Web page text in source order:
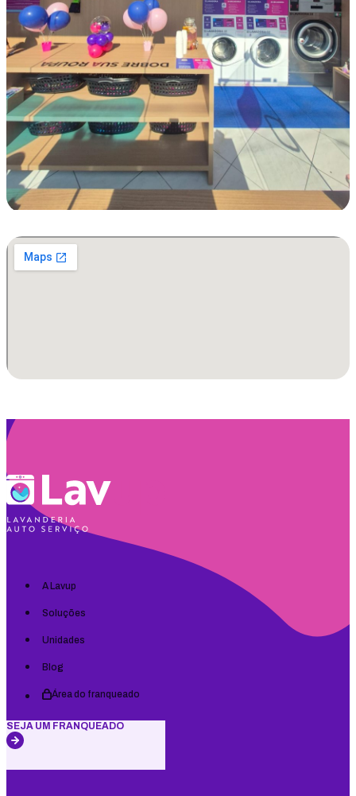
A Lavup
Soluções
Unidades
Blog
Área do franqueado
SEJA UM FRANQUEADO